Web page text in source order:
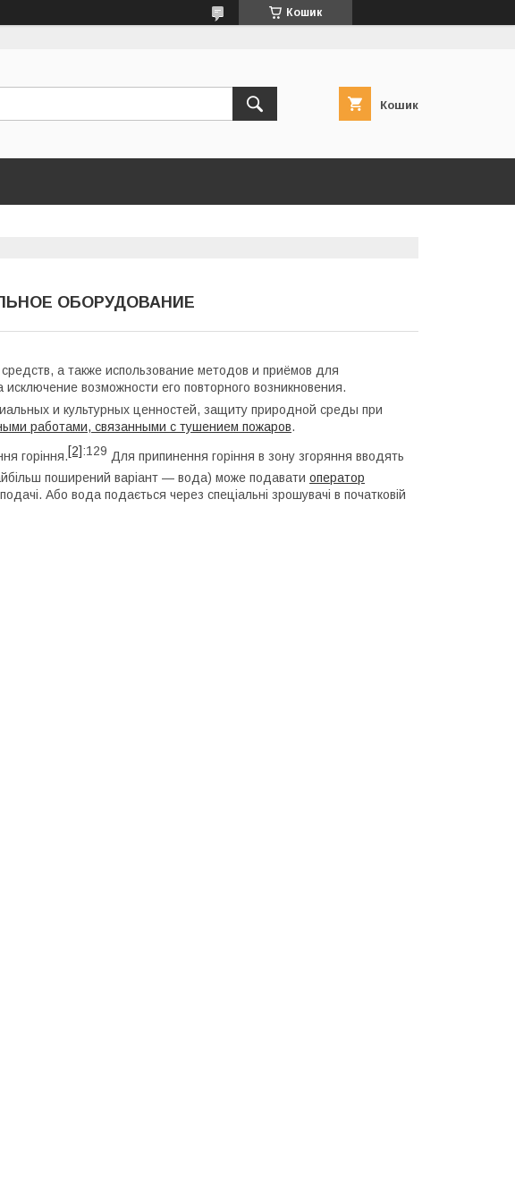
Кошик
Кошик
ОБОРУДОВАНИЕ
а также использование методов и приёмов для
возможности его повторного возникновения.
и культурных ценностей, защиту природной среды при
работами, связанными с тушением пожаров.
горіння.[2]:129 Для припинення горіння в зону згоряння вводять
поширений варіант — вода) може подавати оператор
Або вода подається через спеціальні зрошувачі в початковій